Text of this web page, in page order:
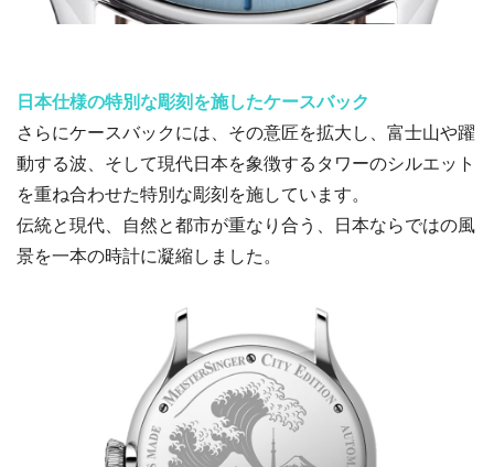
日本仕様の特別な彫刻を施したケースバック
さらにケースバックには、その意匠を拡大し、富士山や躍
動する波、そして現代日本を象徴するタワーのシルエット
を重ね合わせた特別な彫刻を施しています。
伝統と現代、自然と都市が重なり合う、日本ならではの風
景を一本の時計に凝縮しました。